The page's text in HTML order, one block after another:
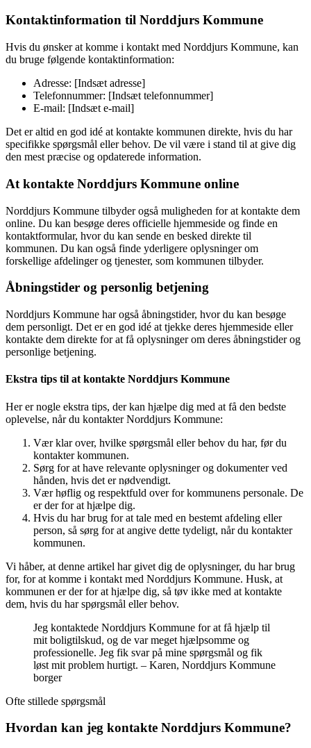
Kontaktinformation til Norddjurs Kommune
Hvis du ønsker at komme i kontakt med Norddjurs Kommune, kan
du bruge følgende kontaktinformation:
Adresse: [Indsæt adresse]
Telefonnummer: [Indsæt telefonnummer]
E-mail: [Indsæt e-mail]
Det er altid en god idé at kontakte kommunen direkte, hvis du har
specifikke spørgsmål eller behov. De vil være i stand til at give dig
den mest præcise og opdaterede information.
At kontakte Norddjurs Kommune online
Norddjurs Kommune tilbyder også muligheden for at kontakte dem
online. Du kan besøge deres officielle hjemmeside og finde en
kontaktformular, hvor du kan sende en besked direkte til
kommunen. Du kan også finde yderligere oplysninger om
forskellige afdelinger og tjenester, som kommunen tilbyder.
Åbningstider og personlig betjening
Norddjurs Kommune har også åbningstider, hvor du kan besøge
dem personligt. Det er en god idé at tjekke deres hjemmeside eller
kontakte dem direkte for at få oplysninger om deres åbningstider og
personlige betjening.
Ekstra tips til at kontakte Norddjurs Kommune
Her er nogle ekstra tips, der kan hjælpe dig med at få den bedste
oplevelse, når du kontakter Norddjurs Kommune:
Vær klar over, hvilke spørgsmål eller behov du har, før du
kontakter kommunen.
Sørg for at have relevante oplysninger og dokumenter ved
hånden, hvis det er nødvendigt.
Vær høflig og respektfuld over for kommunens personale. De
er der for at hjælpe dig.
Hvis du har brug for at tale med en bestemt afdeling eller
person, så sørg for at angive dette tydeligt, når du kontakter
kommunen.
Vi håber, at denne artikel har givet dig de oplysninger, du har brug
for, for at komme i kontakt med Norddjurs Kommune. Husk, at
kommunen er der for at hjælpe dig, så tøv ikke med at kontakte
dem, hvis du har spørgsmål eller behov.
Jeg kontaktede Norddjurs Kommune for at få hjælp til
mit boligtilskud, og de var meget hjælpsomme og
professionelle. Jeg fik svar på mine spørgsmål og fik
løst mit problem hurtigt. – Karen, Norddjurs Kommune
borger
Ofte stillede spørgsmål
Hvordan kan jeg kontakte Norddjurs Kommune?